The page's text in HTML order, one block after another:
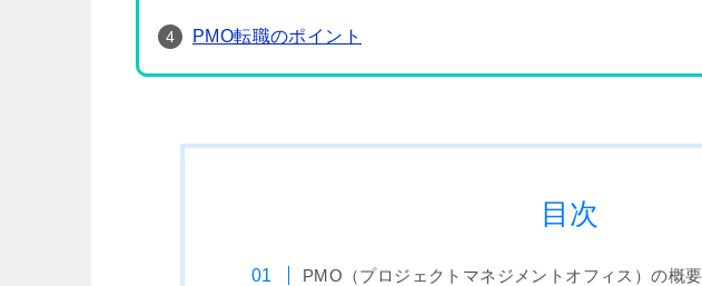
PMO転職のポイント
目次
PMO（プロジェクトマネジメントオフィス）の概要